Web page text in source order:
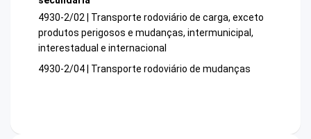
4930-2/02 | Transporte rodoviário de carga, exceto
produtos perigosos e mudanças, intermunicipal,
interestadual e internacional
4930-2/04 | Transporte rodoviário de mudanças